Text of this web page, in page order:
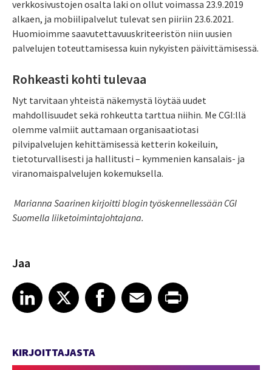
verkkosivustojen osalta laki on ollut voimassa 23.9.2019
alkaen, ja mobiilipalvelut tulevat sen piiriin 23.6.2021.
Huomioimme saavutettavuuskriteeristön niin uusien
palvelujen toteuttamisessa kuin nykyisten päivittämisessä.
Rohkeasti kohti tulevaa
Nyt tarvitaan yhteistä näkemystä löytää uudet
mahdollisuudet sekä rohkeutta tarttua niihin. Me CGI:llä
olemme valmiit auttamaan organisaatiotasi
pilvipalvelujen kehittämisessä ketterin kokeiluin,
tietoturvallisesti ja hallitusti – kymmenien kansalais- ja
viranomaispalvelujen kokemuksella.
Marianna Saarinen kirjoitti blogin työskennellessään CGI
Suomella liiketoimintajohtajana.
Jaa
Share article on LinkedIn
LinkedIn
Share article on XShare article on Facebook
Facebook
Share article on Email
EmailShare article on Print
KIRJOITTAJASTA